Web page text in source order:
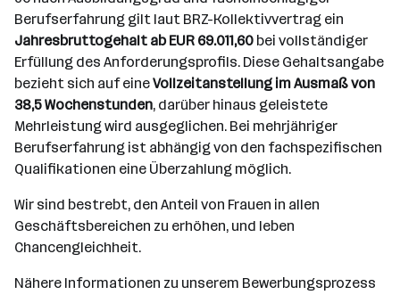
Berufserfahrung gilt laut BRZ-Kollektivvertrag ein
Jahresbruttogehalt ab EUR 69.011,60 bei vollständiger
Erfüllung des Anforderungsprofils. Diese Gehaltsangabe
bezieht sich auf eineVollzeitanstellung im Ausmaß von
38,5 Wochenstunden, darüber hinaus geleistete
Mehrleistung wird ausgeglichen. Bei mehrjähriger
Berufserfahrung ist abhängig von den fachspezifischen
Qualifikationen eine Überzahlung möglich.
Wir sind bestrebt, den Anteil von Frauen in allen
Geschäftsbereichen zu erhöhen, und leben
Chancengleichheit.
Nähere Informationen zu unserem Bewerbungsprozess